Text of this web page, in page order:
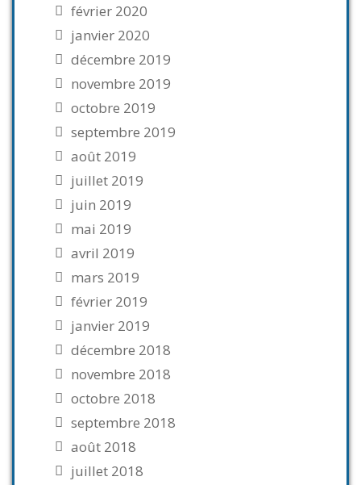
février 2020
janvier 2020
décembre 2019
novembre 2019
octobre 2019
septembre 2019
août 2019
juillet 2019
juin 2019
mai 2019
avril 2019
mars 2019
février 2019
janvier 2019
décembre 2018
novembre 2018
octobre 2018
septembre 2018
août 2018
juillet 2018